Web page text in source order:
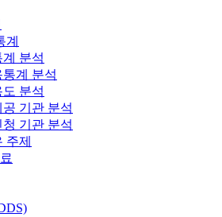
계
분석
계 분석
분석
기관 분석
기관 분석
주제